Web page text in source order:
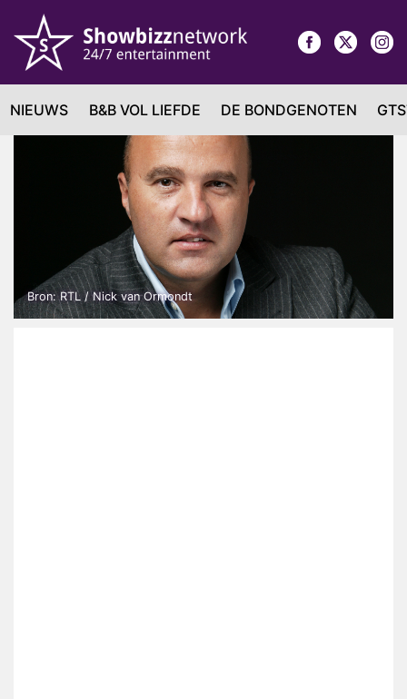
NIEUWS B&B VOL LIEFDE DE BONDGENOTEN
Bron: RTL / Nick van Ormondt